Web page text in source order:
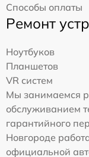
Способы оплаты
Ремонт
Ноутбуков
Планшетов
VR систем
Мы занимаемся
обслуживанием
гарантийного
Новгороде
официальной